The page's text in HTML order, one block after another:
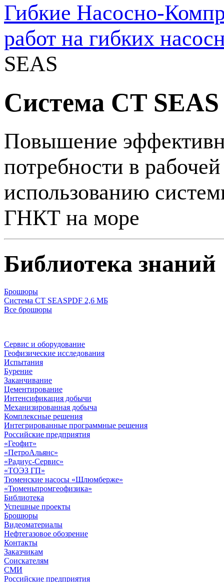
Гибкие Насосно-
работ на гибких
SEAS
Система CT SEAS
Повышение
потребности в
использованию
ГНКТ на море
Библиотека знаний
Брошюры
Система CT SEASPDF 2,6 МБ
Все брошюры
Сервис и оборудование
Геофизические исследования
Испытания
Бурение
Заканчивание
Цементирование
Интенсификация добычи
Механизированная добыча
Комплексные решения
Интегрированные программные решения
Российские предприятия
«Геофит»
«ПетроАльянс»
«Радиус-Сервис»
«ТОЭЗ ГП»
Тюменские насосы «Шлюмберже»
«Тюменьпромгеофизика»
Библиотека
Успешные проекты
Брошюры
Видеоматериалы
Нефтегазовое обозрение
Контакты
Заказчикам
Соискателям
СМИ
Российские предприятия